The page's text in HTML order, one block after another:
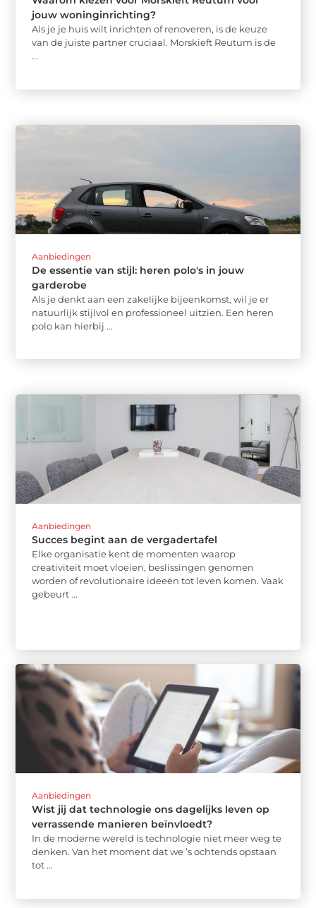
jouw woninginrichting?
Als je je huis wilt inrichten of renoveren, is de keuze
van de juiste partner cruciaal. Morskieft Reutum is de
...
Aanbiedingen
De essentie van stijl: heren polo's in jouw
garderobe
Als je denkt aan een zakelijke bijeenkomst, wil je er
natuurlijk stijlvol en professioneel uitzien. Een heren
polo kan hierbij ...
Aanbiedingen
Succes begint aan de vergadertafel
Elke organisatie kent de momenten waarop
creativiteit moet vloeien, beslissingen genomen
worden of revolutionaire ideeën tot leven komen. Vaak
gebeurt ...
Aanbiedingen
Wist jij dat technologie ons dagelijks leven op
verrassende manieren beïnvloedt?
In de moderne wereld is technologie niet meer weg te
denken. Van het moment dat we ’s ochtends opstaan
tot ...